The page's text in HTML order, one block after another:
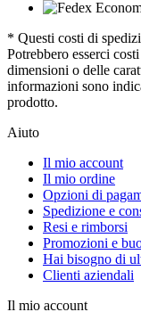
* Questi costi di
Potrebbero esserci
dimensioni o delle
informazioni sono
prodotto.
Aiuto
Il mio account
Il mio ordine
Opzioni di
Spedizione e
Resi e rimborsi
Promozioni e
Hai bisogno di
Clienti aziendali
Il mio account